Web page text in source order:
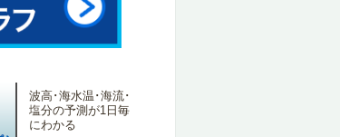
波高･海水温･海流･
塩分の予測が1日毎
にわかる